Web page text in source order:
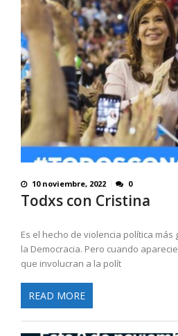
10 noviembre, 2022 0
Todxs con Cristina
Es el hecho de violencia política
la Democracia. Pero cuando
que involucran a la polít
READ MORE